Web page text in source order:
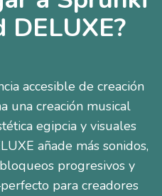
DELUXE?
accesible de creación
una creación musical
egipcia y visuales
añade más sonidos,
progresivos y
para creadores